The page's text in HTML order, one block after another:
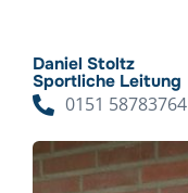
Daniel Stoltz
Sportliche Leitung
0151 58783764